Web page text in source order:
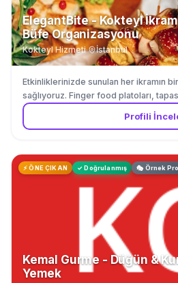
ElegantBite - Kokteyl İkram
Büfe Organizasyonu
Kokteyl Hizmeti· İstanbul
Etkinliklerinizde sunulan her ikramın
sağlıyoruz. Finger food platoları,
şarküteri tabakları ve özel tatlı
saatinin tadını çıkartıyoruz. Düğün,
Profili
⚡ ÖNE ÇIKAN ✓ Doğrulanmış 🎭 Örnek
Kemal Gurme - Düğün &
Yemek